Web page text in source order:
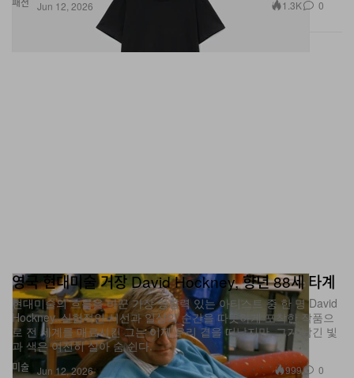
Jun 12, 2026 1.3K 0
미술
영국 현대미술 거장 David Hockney, 향년 88세 타계
현대미술의 흐름을 바꾼 가장 영향력 있는 아티스트 중 한 명 David
Hockney. 실험적인 시선과 일상의 순간을 따뜻하게 포착한 작품으
로 전 세계를 매료시킨 그는 이제 우리 곁을 떠났지만, 그가 남긴 빛
과 색은 여전히 살아 숨 쉰다.
Jun 12, 2026 999 0